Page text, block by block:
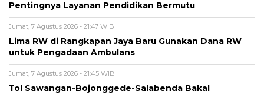
Pentingnya Layanan Pendidikan Bermutu
Jumat, 7 Agustus 2026 - 21:47 WIB
Lima RW di Rangkapan Jaya Baru Gunakan Dana RW
untuk Pengadaan Ambulans
Jumat, 7 Agustus 2026 - 21:45 WIB
Tol Sawangan-Bojonggede-Salabenda Bakal